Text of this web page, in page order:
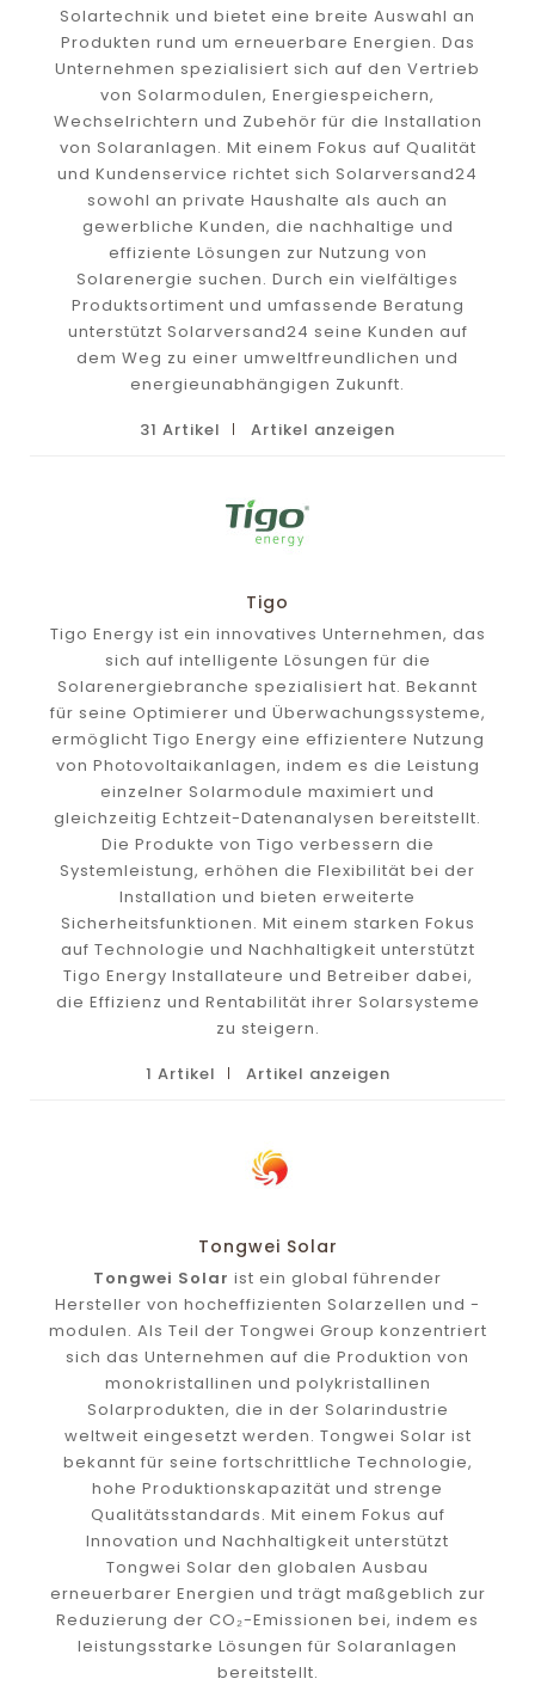
Solartechnik und bietet eine breite Auswahl an
Produkten rund um erneuerbare Energien. Das
Unternehmen spezialisiert sich auf den Vertrieb
von Solarmodulen, Energiespeichern,
Wechselrichtern und Zubehör für die Installation
von Solaranlagen. Mit einem Fokus auf Qualität
und Kundenservice richtet sich Solarversand24
sowohl an private Haushalte als auch an
gewerbliche Kunden, die nachhaltige und
effiziente Lösungen zur Nutzung von
Solarenergie suchen. Durch ein vielfältiges
Produktsortiment und umfassende Beratung
unterstützt Solarversand24 seine Kunden auf
dem Weg zu einer umweltfreundlichen und
energieunabhängigen Zukunft.
31 Artikel
Artikel anzeigen
Tigo
Tigo Energy ist ein innovatives Unternehmen, das
sich auf intelligente Lösungen für die
Solarenergiebranche spezialisiert hat. Bekannt
für seine Optimierer und Überwachungssysteme,
ermöglicht Tigo Energy eine effizientere Nutzung
von Photovoltaikanlagen, indem es die Leistung
einzelner Solarmodule maximiert und
gleichzeitig Echtzeit-Datenanalysen bereitstellt.
Die Produkte von Tigo verbessern die
Systemleistung, erhöhen die Flexibilität bei der
Installation und bieten erweiterte
Sicherheitsfunktionen. Mit einem starken Fokus
auf Technologie und Nachhaltigkeit unterstützt
Tigo Energy Installateure und Betreiber dabei,
die Effizienz und Rentabilität ihrer Solarsysteme
zu steigern.
1 Artikel
Artikel anzeigen
Tongwei Solar
Tongwei Solar ist ein global führender
Hersteller von hocheffizienten Solarzellen und -
modulen. Als Teil der Tongwei Group konzentriert
sich das Unternehmen auf die Produktion von
monokristallinen und polykristallinen
Solarprodukten, die in der Solarindustrie
weltweit eingesetzt werden. Tongwei Solar ist
bekannt für seine fortschrittliche Technologie,
hohe Produktionskapazität und strenge
Qualitätsstandards. Mit einem Fokus auf
Innovation und Nachhaltigkeit unterstützt
Tongwei Solar den globalen Ausbau
erneuerbarer Energien und trägt maßgeblich zur
Reduzierung der CO₂-Emissionen bei, indem es
leistungsstarke Lösungen für Solaranlagen
bereitstellt.